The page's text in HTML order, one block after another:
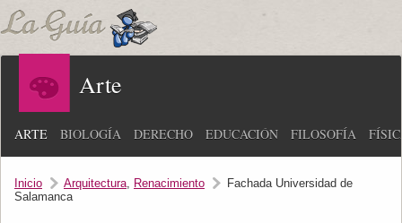
Arte
ARTE BIOLOGÍA DERECHO EDUCACIÓN FILOSOFÍA
Inicio Arquitectura, Renacimiento
Fachada Universidad de
Salamanca